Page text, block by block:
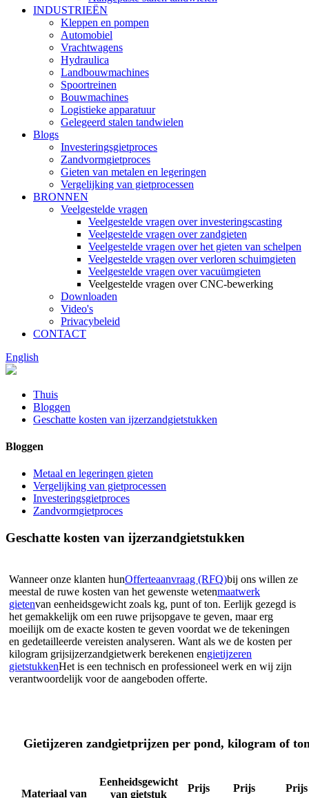
INDUSTRIEËN
Kleppen en pompen
Automobiel
Vrachtwagens
Hydraulica
Landbouwmachines
Spoortreinen
Bouwmachines
Logistieke apparatuur
Gelegeerd stalen tandwielen
Blogs
Investeringsgietproces
Zandvormgietproces
Gieten van metalen en legeringen
Vergelijking van gietprocessen
BRONNEN
Veelgestelde vragen
Veelgestelde vragen over investeringscasting
Veelgestelde vragen over zandgieten
Veelgestelde vragen over het gieten van schelpen
Veelgestelde vragen over verloren schuimgieten
Veelgestelde vragen over vacuümgieten
Veelgestelde vragen over CNC-bewerking
Downloaden
Video's
Privacybeleid
CONTACT
English
Thuis
Bloggen
Geschatte kosten van ijzerzandgietstukken
Bloggen
Metaal en legeringen gieten
Vergelijking van gietprocessen
Investeringsgietproces
Zandvormgietproces
Geschatte kosten van ijzerzandgietstukken
Wanneer onze klanten hunOfferteaanvraag (RFQ)bij ons willen ze
meestal de ruwe kosten van het gewenste wetenmaatwerk
gietenvan eenheidsgewicht zoals kg, punt of ton. Eerlijk gezegd is
het gemakkelijk om een ​​ruwe prijsopgave te geven, maar erg
moeilijk om de exacte kosten te geven voordat we de tekeningen
en gedetailleerde vereisten analyseren. Want als we de kosten per
kilogram grijsijzerzandgietwerk berekenen engietijzeren
gietstukkenHet is een technisch en professioneel werk en wij zijn
verantwoordelijk voor de aangeboden offerte.
Gietijzeren zandgietprijzen per pond, kilogram of
Materiaal van
Eenheidsgewicht
van gietstuk
Prijs Prijs Prijs